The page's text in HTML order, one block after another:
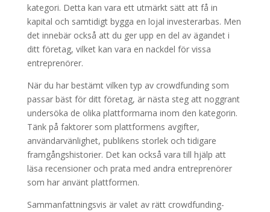
kategori. Detta kan vara ett utmärkt sätt att få in
kapital och samtidigt bygga en lojal investerarbas. Men
det innebär också att du ger upp en del av ägandet i
ditt företag, vilket kan vara en nackdel för vissa
entreprenörer.
När du har bestämt vilken typ av crowdfunding som
passar bäst för ditt företag, är nästa steg att noggrant
undersöka de olika plattformarna inom den kategorin.
Tänk på faktorer som plattformens avgifter,
användarvänlighet, publikens storlek och tidigare
framgångshistorier. Det kan också vara till hjälp att
läsa recensioner och prata med andra entreprenörer
som har använt plattformen.
Sammanfattningsvis är valet av rätt crowdfunding-